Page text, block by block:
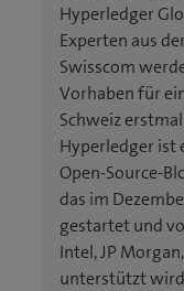
Hyperledger
Experten aus
Swisscom
Vorhaben für
Schweiz
Hyperledger ist
Open-Source-
das im
gestartet und
Intel, JP
unterstützt